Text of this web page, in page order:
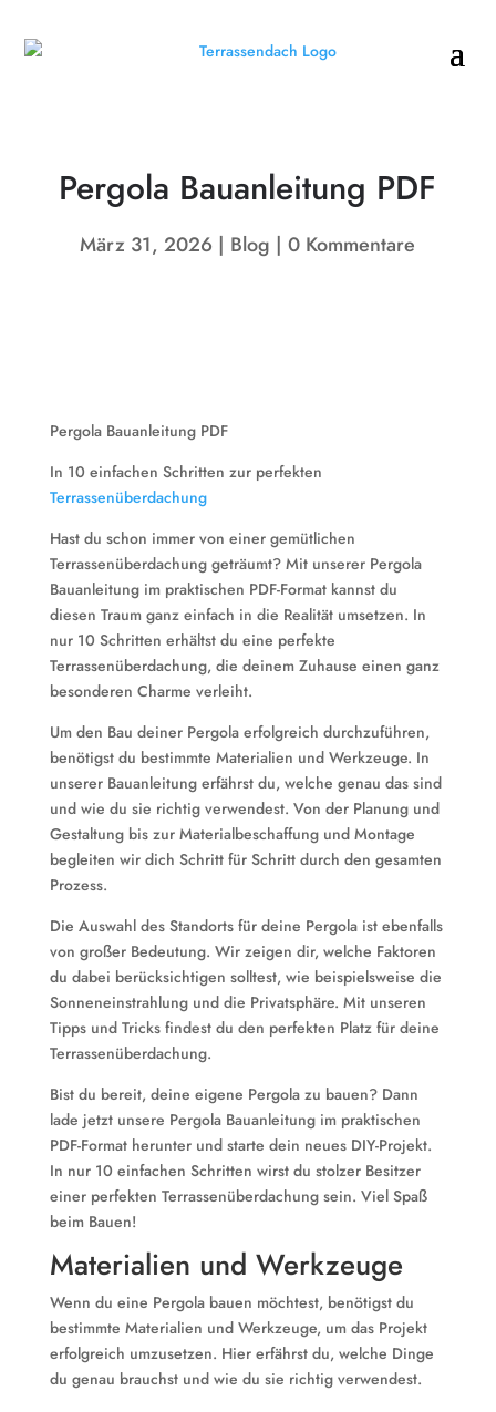
Pergola Bauanleitung PDF
März 31, 2026 Blog 0 Kommentare
Pergola Bauanleitung PDF
In 10 einfachen Schritten zur perfekten
Terrassenüberdachung
Hast du schon immer von einer gemütlichen
Terrassenüberdachung geträumt? Mit unserer Pergola
Bauanleitung im praktischen PDF-Format kannst du
diesen Traum ganz einfach in die Realität umsetzen. In
nur 10 Schritten erhältst du eine perfekte
Terrassenüberdachung, die deinem Zuhause einen ganz
besonderen Charme verleiht.
Um den Bau deiner Pergola erfolgreich durchzuführen,
benötigst du bestimmte Materialien und Werkzeuge. In
unserer Bauanleitung erfährst du, welche genau das sind
und wie du sie richtig verwendest. Von der Planung und
Gestaltung bis zur Materialbeschaffung und Montage
begleiten wir dich Schritt für Schritt durch den gesamten
Prozess.
Die Auswahl des Standorts für deine Pergola ist ebenfalls
von großer Bedeutung. Wir zeigen dir, welche Faktoren
du dabei berücksichtigen solltest, wie beispielsweise die
Sonneneinstrahlung und die Privatsphäre. Mit unseren
Tipps und Tricks findest du den perfekten Platz für deine
Terrassenüberdachung.
Bist du bereit, deine eigene Pergola zu bauen? Dann
lade jetzt unsere Pergola Bauanleitung im praktischen
PDF-Format herunter und starte dein neues DIY-Projekt.
In nur 10 einfachen Schritten wirst du stolzer Besitzer
einer perfekten Terrassenüberdachung sein. Viel Spaß
beim Bauen!
Materialien und Werkzeuge
Wenn du eine Pergola bauen möchtest, benötigst du
bestimmte Materialien und Werkzeuge, um das Projekt
erfolgreich umzusetzen. Hier erfährst du, welche Dinge
du genau brauchst und wie du sie richtig verwendest.